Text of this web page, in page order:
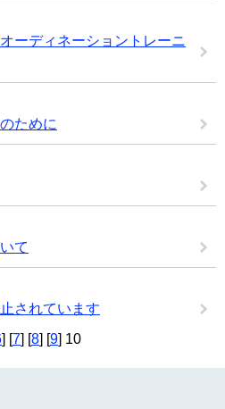
ーディネーショントレーニ
ために
て
されています
] [7] [8] [9] 10